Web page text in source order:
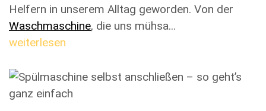
Helfern in unserem Alltag geworden. Von der
Waschmaschine, die uns mühsa...
weiterlesen